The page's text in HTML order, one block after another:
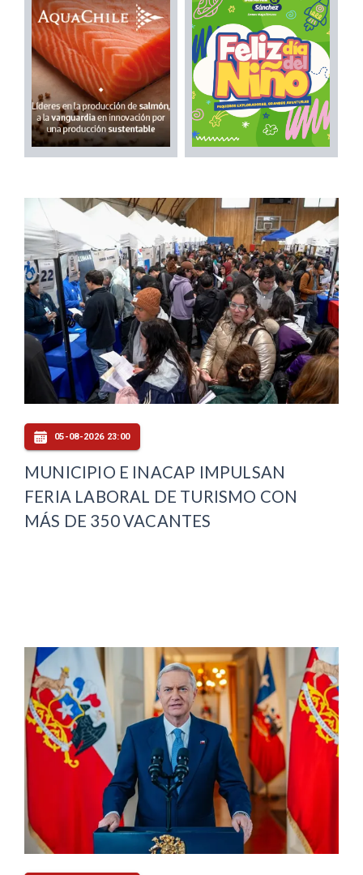
05-08-2026 23:00
MUNICIPIO E INACAP IMPULSAN
FERIA LABORAL DE TURISMO CON
MÁS DE 350 VACANTES